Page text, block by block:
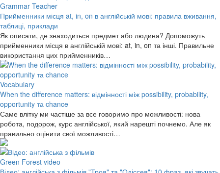
Grammar Teacher
Прийменники місця at, in, on в англійській мові: правила вживання,
таблиці, приклади
Як описати, де знаходиться предмет або людина? Допоможуть
прийменники місця в англійській мові: at, in, on та інші. Правильне
використання цих прийменників…
Vocabulary
When the difference matters: відмінності між possibility, probability,
opportunity та chance
Саме влітку ми частіше за все говоримо про можливості: нова
робота, подорож, курс англійської, який нарешті почнемо. Але як
правильно оцінити свої можливості…
Green Forest video